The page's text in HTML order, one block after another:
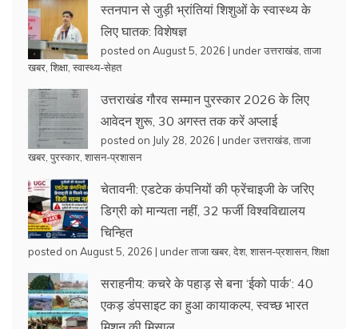
स्तनपान से जुड़ी भ्रांतियां शिशुओं के स्वास्थ्य के
लिए घातक: विशेषज्ञ
posted on August 5, 2026 | underउत्तराखंड ताजा
खबर शिक्षा स्वास्थ्य-सेहत
उत्तराखंड गौरव सम्मान पुरस्कार 2026 के लिए
आवेदन शुरू, 30 अगस्त तक करें अप्लाई
posted on July 28, 2026 | underउत्तराखंड ताजा
खबर पुरस्कार शासन-प्रशासन
चेतावनी: एडटेक कंपनियों की फ्रेंचाइजी के जरिए
डिग्री को मान्यता नहीं, 32 फर्जी विश्वविद्यालय
चिन्हित
posted on August 5, 2026 | underताजा खबर देश, शासन-प्रशासन, शिक्षा
सराहनीय: कचरे के पहाड़ से बना ‘ईको पार्क’: 40
एकड़ डंपसाइट का हुआ कायाकल्प, स्वच्छ भारत